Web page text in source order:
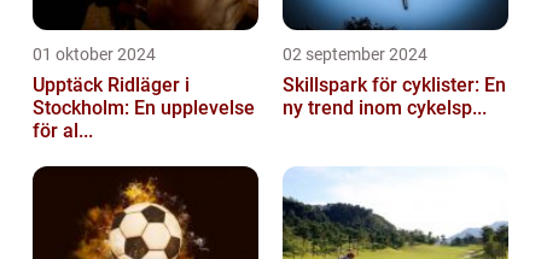
01 oktober 2024
Upptäck Ridläger i
Stockholm: En upplevelse
för al...
02 september 2024
Skillspark för cyklister: En
ny trend inom cykelsp...